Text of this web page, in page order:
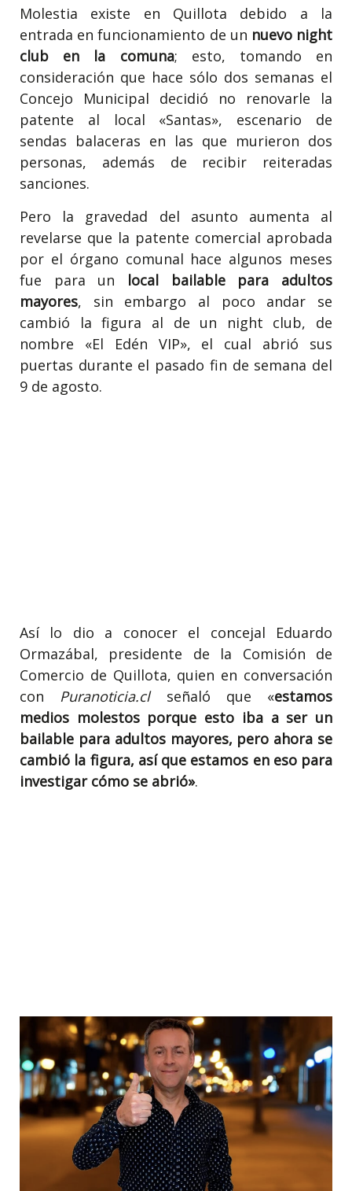
Molestia existe en Quillota debido a la
entrada en funcionamiento de un nuevo night
club en la comuna; esto, tomando en
consideración que hace sólo dos semanas el
Concejo Municipal decidió no renovarle la
patente al local «Santas», escenario de
sendas balaceras en las que murieron dos
personas, además de recibir reiteradas
sanciones.
Pero la gravedad del asunto aumenta al
revelarse que la patente comercial aprobada
por el órgano comunal hace algunos meses
fue para un local bailable para adultos
mayores, sin embargo al poco andar se
cambió la figura al de un night club, de
nombre «El Edén VIP», el cual abrió sus
puertas durante el pasado fin de semana del
9 de agosto.
Así lo dio a conocer el concejal Eduardo
Ormazábal, presidente de la Comisión de
Comercio de Quillota, quien en conversación
con Puranoticia.cl señaló que «estamos
medios molestos porque esto iba a ser un
bailable para adultos mayores, pero ahora se
cambió la figura, así que estamos en eso para
investigar cómo se abrió».